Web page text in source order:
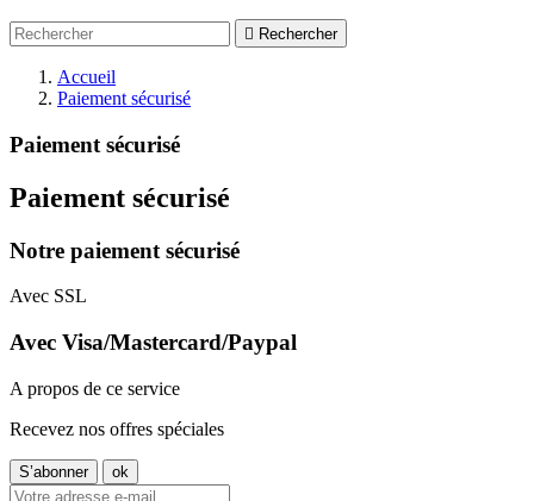
 Rechercher
Accueil
Paiement sécurisé
Paiement sécurisé
Paiement sécurisé
Notre paiement sécurisé
Avec SSL
Avec Visa/Mastercard/Paypal
A propos de ce service
Recevez nos offres spéciales